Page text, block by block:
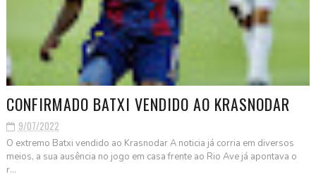
CONFIRMADO BATXI VENDIDO AO KRASNODAR
9/07/2022
O extremo Batxi vendido ao Krasnodar A noticia já corria em diversos
meios, a sua ausência no jogo em casa frente ao Rio Ave já apontava o
r...